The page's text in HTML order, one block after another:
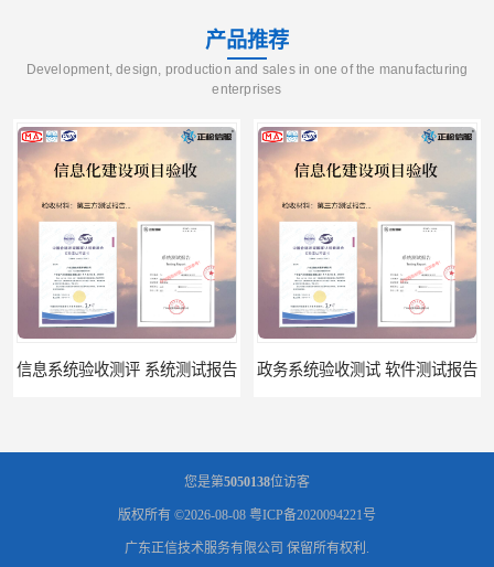
产品推荐
Development, design, production and sales in one of the manufacturing
enterprises
政务系统验收测试 软件测试报告
您是第5050138位访客
版权所有 ©2026-08-08 粤ICP备2020094221号
广东正信技术服务有限公司 保留所有权利.